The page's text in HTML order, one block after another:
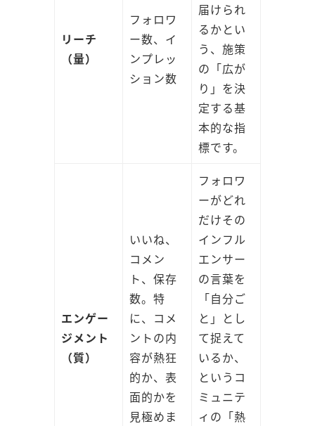
リーチ
（量）
フォロワ
ー数、イ
ンプレッ
ション数
届けられ
るかとい
う、施策
の「広が
り」を決
定する基
本的な指
標です。
エンゲー
ジメント
（質）
いいね、
コメン
ト、保存
数。特
に、コメ
ントの内
容が熱狂
的か、表
面的かを
見極めま
フォロワ
ーがどれ
だけその
インフル
エンサー
の言葉を
「自分ご
と」とし
て捉えて
いるか、
というコ
ミュニテ
ィの「熱